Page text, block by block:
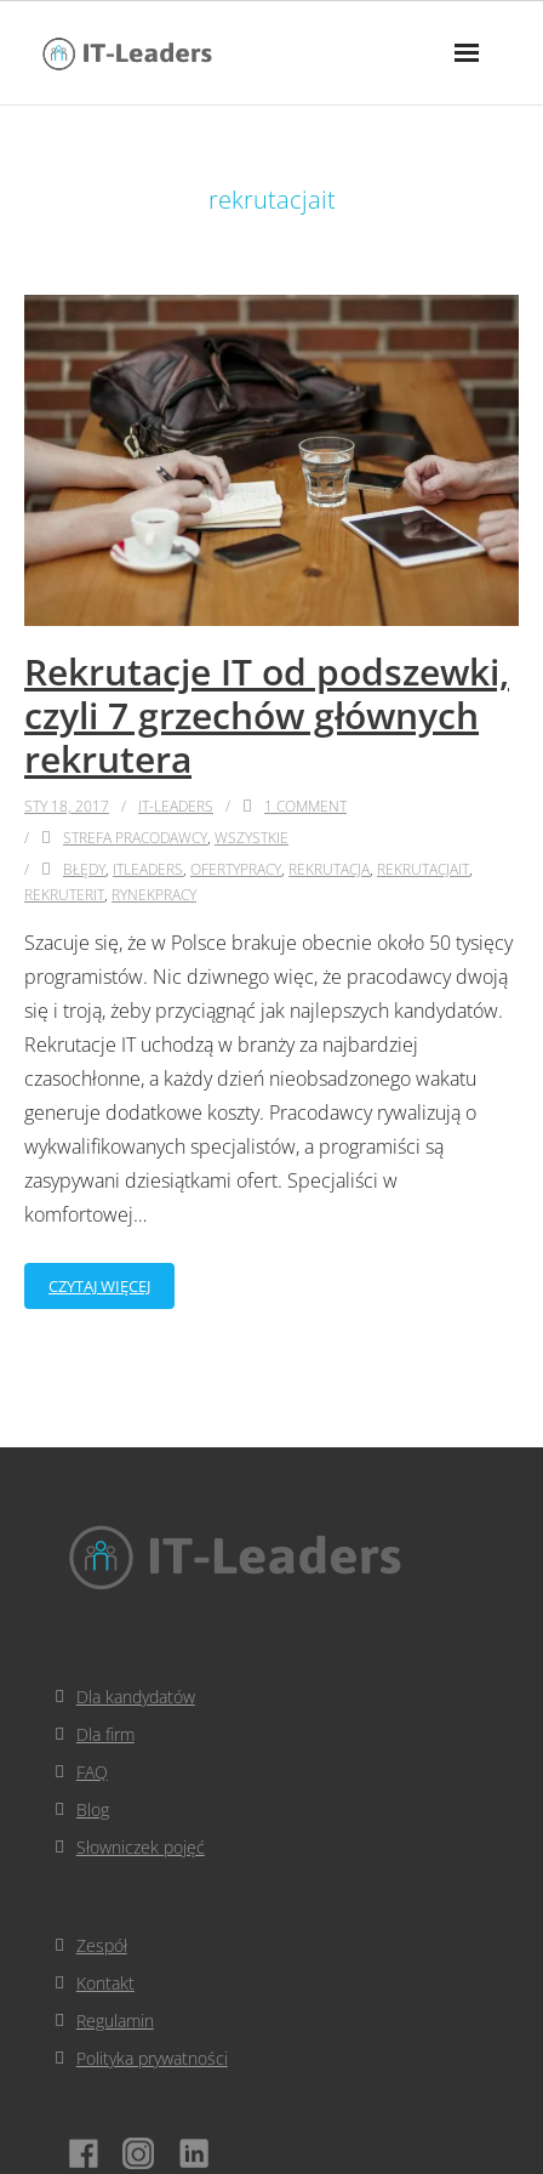
rekrutacjait
Rekrutacje IT od podszewki,
czyli 7 grzechów głównych
rekrutera
STY 18, 2017 IT-LEADERS 1 COMMENT
STREFA PRACODAWCY, WSZYSTKIE
BŁĘDY, ITLEADERS, OFERTYPRACY, REKRUTACJA, REKRUTACJAIT,
REKRUTERIT, RYNEKPRACY
Szacuje się, że w Polsce brakuje obecnie około 50 tysięcy
programistów. Nic dziwnego więc, że pracodawcy dwoją
się i troją, żeby przyciągnąć jak najlepszych kandydatów.
Rekrutacje IT uchodzą w branży za najbardziej
czasochłonne, a każdy dzień nieobsadzonego wakatu
generuje dodatkowe koszty. Pracodawcy rywalizują o
wykwalifikowanych specjalistów, a programiści są
zasypywani dziesiątkami ofert. Specjaliści w
komfortowej…
CZYTAJ WIĘCEJ
Dla kandydatów
Dla firm
FAQ
Blog
Słowniczek pojęć
Zespół
Kontakt
Regulamin
Polityka prywatności